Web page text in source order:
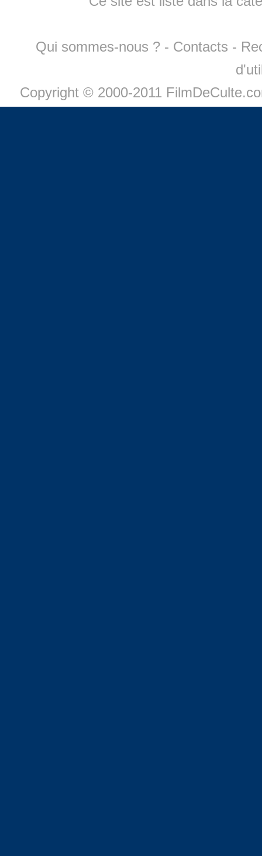
Qui sommes-nous ? - Contacts -
Copyright © 2000-2011